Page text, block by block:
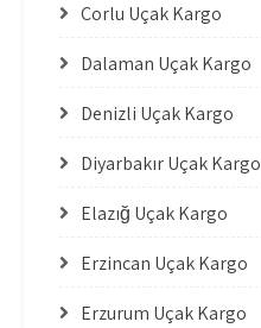
Çorlu Uçak Kargo
Dalaman Uçak Kargo
Denizli Uçak Kargo
Diyarbakır Uçak Kargo
Elazığ Uçak Kargo
Erzincan Uçak Kargo
Erzurum Uçak Kargo